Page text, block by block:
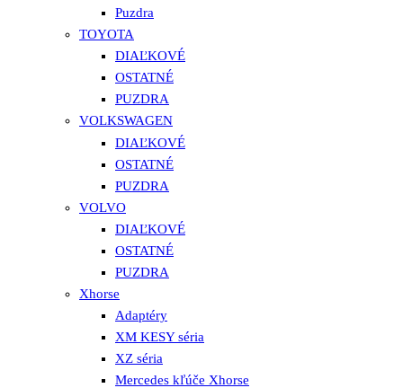
Puzdra
TOYOTA
DIAĽKOVÉ
OSTATNÉ
PUZDRA
VOLKSWAGEN
DIAĽKOVÉ
OSTATNÉ
PUZDRA
VOLVO
DIAĽKOVÉ
OSTATNÉ
PUZDRA
Xhorse
Adaptéry
XM KESY séria
XZ séria
Mercedes kľúče Xhorse